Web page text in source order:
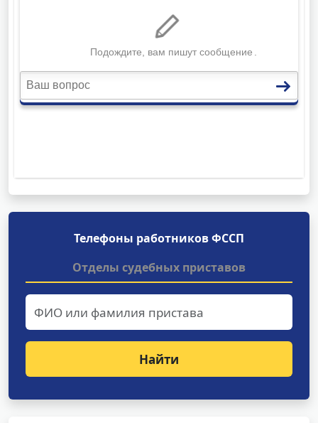
Телефоны работников ФССП
Отделы судебных приставов
Найти